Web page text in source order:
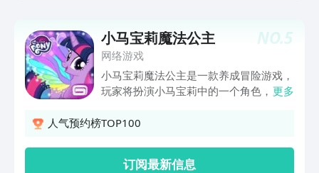
NO.5
小马宝莉魔法公主
网络游戏
小马宝莉魔法公主是一款养成冒险游戏，
玩家将扮演小马宝莉中的一个角色，展开
难题和跨越各种障碍，以完成各种任务并
更多
人气预约榜TOP100
订阅最新信息